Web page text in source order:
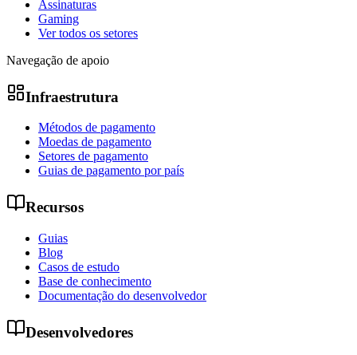
Assinaturas
Gaming
Ver todos os setores
Navegação de apoio
Infraestrutura
Métodos de pagamento
Moedas de pagamento
Setores de pagamento
Guias de pagamento por país
Recursos
Guias
Blog
Casos de estudo
Base de conhecimento
Documentação do desenvolvedor
Desenvolvedores